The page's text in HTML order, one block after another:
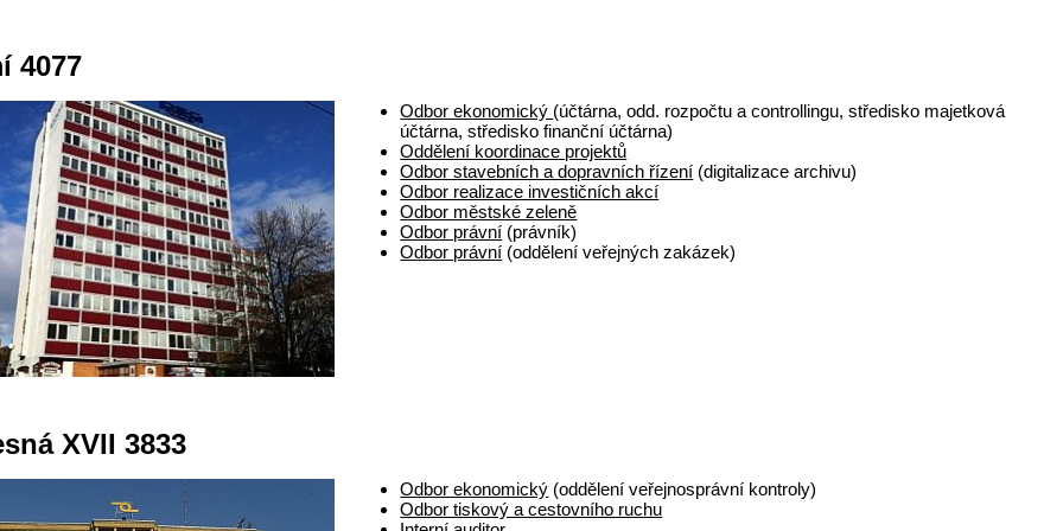
4077
Odbor ekonomický (účtárna, odd. rozpočtu a controllingu, středisko majetková
účtárna, středisko finanční účtárna)
Oddělení koordinace projektů
Odbor stavebních a dopravních řízení (digitalizace archivu)
Odbor realizace investičních akcí
Odbor městské zeleně
Odbor právní (právník)
Odbor právní (oddělení veřejných zakázek)
XVII 3833
Odbor ekonomický (oddělení veřejnosprávní kontroly)
Odbor tiskový a cestovního ruchu